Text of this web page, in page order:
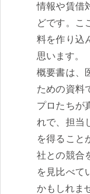
情報や賃借
どです。こ
料を作り込
思います。
概要書は、
ための資料
プロたちが
れで、担当
を得ること
社との競合
を見比べて
かもしれま